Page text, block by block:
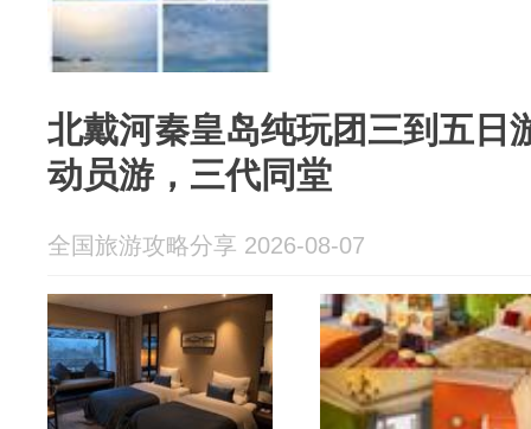
北戴河秦皇岛纯玩团三到五日
动员游，三代同堂
全国旅游攻略分享 2026-08-07